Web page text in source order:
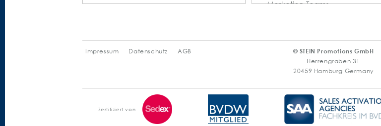
Marketing-Teams.
Impressum Datenschutz AGB
© STEIN Promotions GmbH
Herrengraben 31
20459 Hamburg Germany
Zertifiziert von